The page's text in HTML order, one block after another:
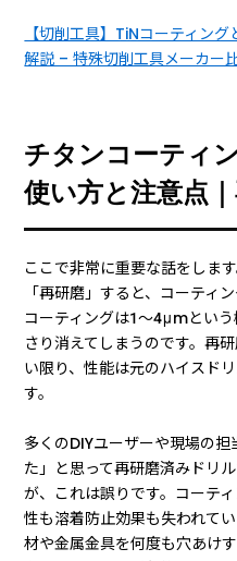
【切削工具】TiNコーティン
解説 – 特殊切削工具メーカー
チタンコーティ
使い方と注意点
ここで非常に重要な話をしま
「再研磨」すると、コーティ
コーティングは1〜4μmとい
さり消えてしまうのです。再
い限り、性能は元のハイスド
す。
多くのDIYユーザーや現場の
た」と思って再研磨済みドリ
が、これは誤りです。コーテ
性も溶着防止効果も失われて
材や金属金具を何度も穴あけ